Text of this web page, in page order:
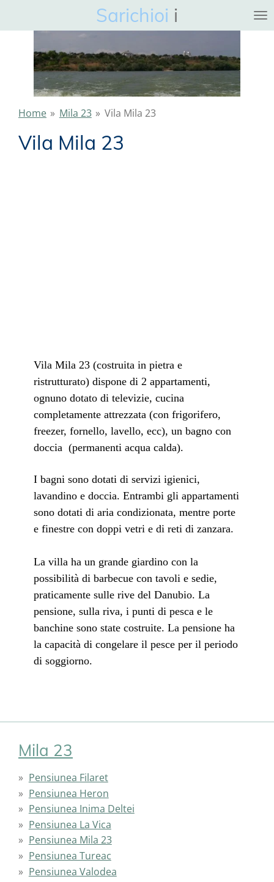
hoofdinhoud
Sarichioi i
Home » Mila 23 » Vila Mila 23
Vila Mila 23
Vila Mila 23 (costruita in pietra e
ristrutturato) dispone di 2 appartamenti,
ognuno dotato di televizie, cucina
completamente attrezzata (con frigorifero,
freezer, fornello, lavello, ecc), un bagno con
doccia (permanenti acqua calda).
I bagni sono dotati di servizi igienici,
lavandino e doccia. Entrambi gli appartamenti
sono dotati di aria condizionata, mentre porte
e finestre con doppi vetri e di reti di zanzara.
La villa ha un grande giardino con la
possibilità di barbecue con tavoli e sedie,
praticamente sulle rive del Danubio. La
pensione, sulla riva, i punti di pesca e le
banchine sono state costruite. La pensione ha
la capacità di congelare il pesce per il periodo
di soggiorno.
Mila 23
Pensiunea Filaret
Pensiunea Heron
Pensiunea Inima Deltei
Pensiunea La Vica
Pensiunea Mila 23
Pensiunea Tureac
Pensiunea Valodea